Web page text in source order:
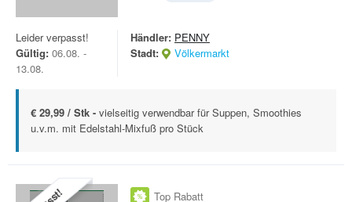
Leider verpasst!
Gültig: 06.08. -
13.08.
Händler: PENNY
Stadt:
Völkermarkt
€ 29,99 / Stk - vielseitig verwendbar für Suppen, Smoothies
u.v.m. mit Edelstahl-Mixfuß pro Stück
Top Rabatt